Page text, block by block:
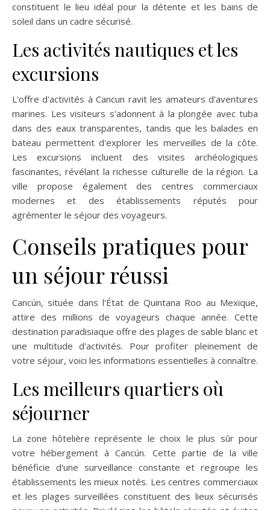
constituent le lieu idéal pour la détente et les bains de
soleil dans un cadre sécurisé.
Les activités nautiques et les
excursions
L'offre d'activités à Cancun ravit les amateurs d'aventures
marines. Les visiteurs s'adonnent à la plongée avec tuba
dans des eaux transparentes, tandis que les balades en
bateau permettent d'explorer les merveilles de la côte.
Les excursions incluent des visites archéologiques
fascinantes, révélant la richesse culturelle de la région. La
ville propose également des centres commerciaux
modernes et des établissements réputés pour
agrémenter le séjour des voyageurs.
Conseils pratiques pour
un séjour réussi
Cancún, située dans l'État de Quintana Roo au Mexique,
attire des millions de voyageurs chaque année. Cette
destination paradisiaque offre des plages de sable blanc et
une multitude d'activités. Pour profiter pleinement de
votre séjour, voici les informations essentielles à connaître.
Les meilleurs quartiers où
séjourner
La zone hôtelière représente le choix le plus sûr pour
votre hébergement à Cancún. Cette partie de la ville
bénéficie d'une surveillance constante et regroupe les
établissements les mieux notés. Les centres commerciaux
et les plages surveillées constituent des lieux sécurisés